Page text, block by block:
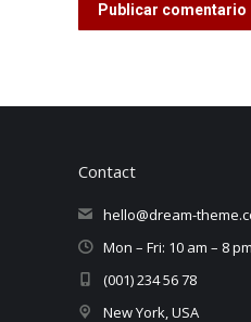
Publicar comentario
Contact
hello@dream-
Mon – Fri: 10 am – 8 pm
(001) 234 56 78
New York, USA